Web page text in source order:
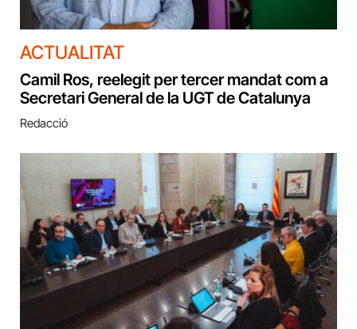
ACTUALITAT
Camil Ros, reelegit per tercer mandat com a
Secretari General de la UGT de Catalunya
Redacció